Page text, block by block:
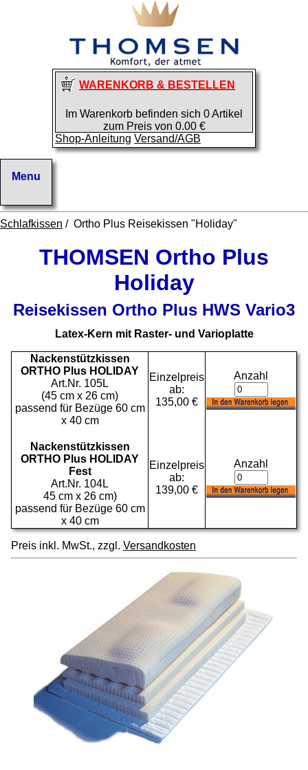
WARENKORB & BESTELLEN
Im Warenkorb befinden sich 0 Artikel
zum Preis von 0.00 €
Shop-Anleitung Versand/AGB
Schlafkissen / Ortho Plus Reisekissen "Holiday"
THOMSEN Ortho Plus
Holiday
Reisekissen Ortho Plus HWS Vario3
Latex-Kern mit Raster- und Varioplatte
Nackenstützkissen
ORTHO Plus HOLIDAY
Art.Nr. 105L
(45 cm x 26 cm)
passend für Bezüge 60 cm
x 40 cm
Einzelpreis
ab:
135,00 €
Anzahl
Nackenstützkissen
ORTHO Plus HOLIDAY
Fest
Art.Nr. 104L
45 cm x 26 cm)
passend für Bezüge 60 cm
x 40 cm
Einzelpreis
ab:
139,00 €
Anzahl
Preis inkl. MwSt., zzgl. Versandkosten